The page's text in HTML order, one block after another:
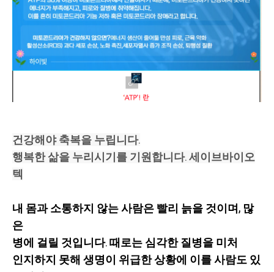
건강해야 축복을 누립니다.
행복한 삶을 누리시기를 기원합니다. 세이브바이오
텍
내 몸과 소통하지 않는 사람은 빨리 늙을 것이며, 많
은
병에 걸릴 것입니다. 때로는 심각한 질병을 미처
인지하지 못해 생명이 위급한 상황에 이를 사람도 있